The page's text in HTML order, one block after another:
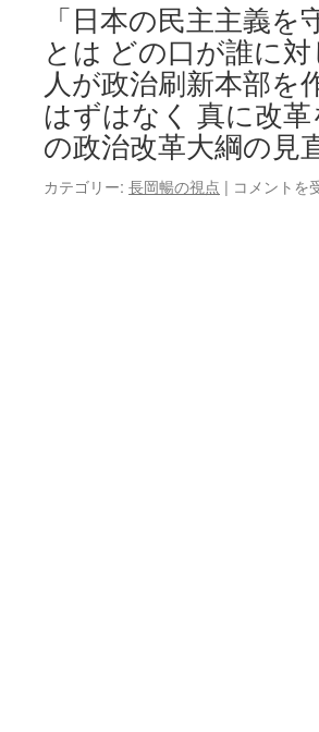
「日本の民主主義
とは どの口が誰に
人が政治刷新本部を
はずはなく 真に改
の政治改革大綱の見
カテゴリー: 長岡暢の視点 | 【憤
コメントを